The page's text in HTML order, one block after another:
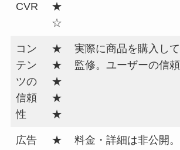
CVR
★
☆
コン
テン
ツの
信頼
性
★
★
★
★
★
実際に商品を購入し
監修。ユーザーの信
広告
★
料金・詳細は非公開